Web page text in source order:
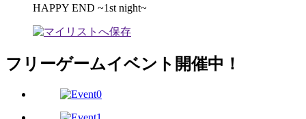
HAPPY END ~1st night~
フリーゲームイベント開催中！